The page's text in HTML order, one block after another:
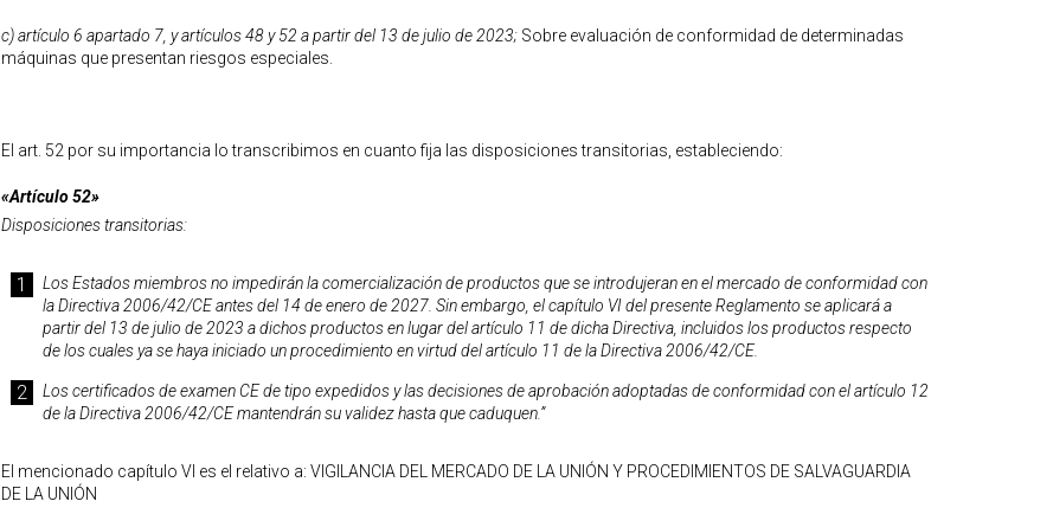
c) artículo 6 apartado 7, y artículos 48 y 52 a partir del 13 de julio de 2023; Sobre evaluación de conformidad de determinadas
máquinas que presentan riesgos especiales.
El art. 52 por su importancia lo transcribimos en cuanto fija las disposiciones transitorias, estableciendo:
«Artículo 52»
Disposiciones transitorias:
Los Estados miembros no impedirán la comercialización de productos que se introdujeran en el mercado de conformidad con
la Directiva 2006/42/CE antes del 14 de enero de 2027. Sin embargo, el capítulo VI del presente Reglamento se aplicará a
partir del 13 de julio de 2023 a dichos productos en lugar del artículo 11 de dicha Directiva, incluidos los productos respecto
de los cuales ya se haya iniciado un procedimiento en virtud del artículo 11 de la Directiva 2006/42/CE.
Los certificados de examen CE de tipo expedidos y las decisiones de aprobación adoptadas de conformidad con el artículo 12
de la Directiva 2006/42/CE mantendrán su validez hasta que caduquen.”
El mencionado capítulo VI es el relativo a: VIGILANCIA DEL MERCADO DE LA UNIÓN Y PROCEDIMIENTOS DE SALVAGUARDIA
DE LA UNIÓN